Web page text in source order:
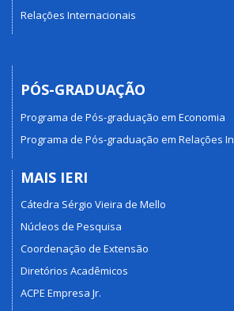
Relações Internacionais
PÓS-GRADUAÇÃO
Programa de Pós-graduação em Economia
Programa de Pós-graduação em Relações
MAIS IERI
Cátedra Sérgio Vieira de Mello
Núcleos de Pesquisa
Coordenação de Extensão
Diretórios Acadêmicos
ACPE Empresa Jr.